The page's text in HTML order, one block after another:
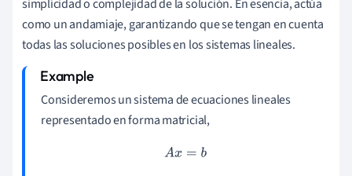
simplicidad o complejidad de la solución. En esencia, actúa
como un andamiaje, garantizando que se tengan en cuenta
todas las soluciones posibles en los sistemas lineales.
Consideremos un sistema de ecuaciones lineales
representado en forma matricial,
Ax =b